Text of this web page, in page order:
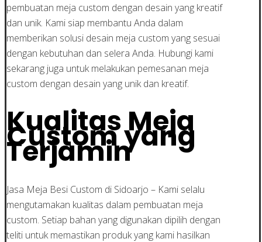
pembuatan meja custom dengan desain yang kreatif
dan unik. Kami siap membantu Anda dalam
memberikan solusi desain meja custom yang sesuai
dengan kebutuhan dan selera Anda. Hubungi kami
sekarang juga untuk melakukan pemesanan meja
custom dengan desain yang unik dan kreatif.
Kualitas Meja
Custom yang
Terjamin
Jasa Meja Besi Custom di Sidoarjo – Kami selalu
mengutamakan kualitas dalam pembuatan meja
custom. Setiap bahan yang digunakan dipilih dengan
teliti untuk memastikan produk yang kami hasilkan